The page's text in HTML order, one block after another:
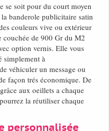
se soit pour du court moyen
banderole publicitaire satin
couleurs vive ou extérieur
de 900 Gr du M2
option vernis. Elle vous
simplement à
véhiculer un message ou
façon trés économique. De
aux oeillets a chaque
la réutiliser chaque
personnalisée